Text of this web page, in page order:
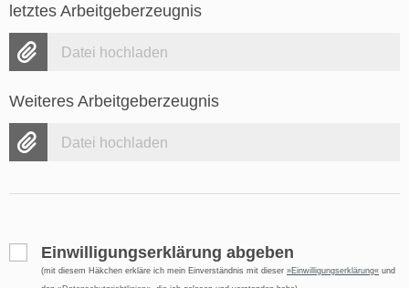
letztes Arbeitgeberzeugnis
Datei hochladen
Weiteres Arbeitgeberzeugnis
Datei hochladen
Einwilligungserklärung abgeben
(mit diesem Häkchen erkläre ich mein Einverständnis mit dieser Einwilligungserklärung
und